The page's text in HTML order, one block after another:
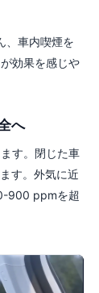
、車内喫煙を
効果を感じや
へ
す。閉じた車
す。外気に近
900 ppmを超